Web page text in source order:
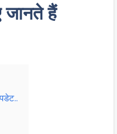
हैं